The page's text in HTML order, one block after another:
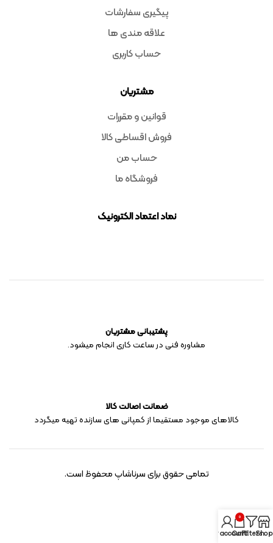
پیگیری سفارشات
علاقه مندی ها
حساب کاربری
مشتریان
قوانین و مقررات
فروش اقساطی کالا
حساب من
فروشگاه ما
نماد اعتماد الکترونیک
پشتیبانی مشتریان
مشاوره فنی در ساعت کاری انجام میشود.
ضمانت اصالت کالا
کالاهای موجود مستقیما از کمپانی های سازنده تهیه میگردد
تمامی حقوق برای سرناشاپ محفوظ است.
Shop
Filters
0
Cart
My account